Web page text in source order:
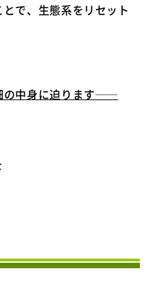
で、生態系をリセット
中身に迫ります──